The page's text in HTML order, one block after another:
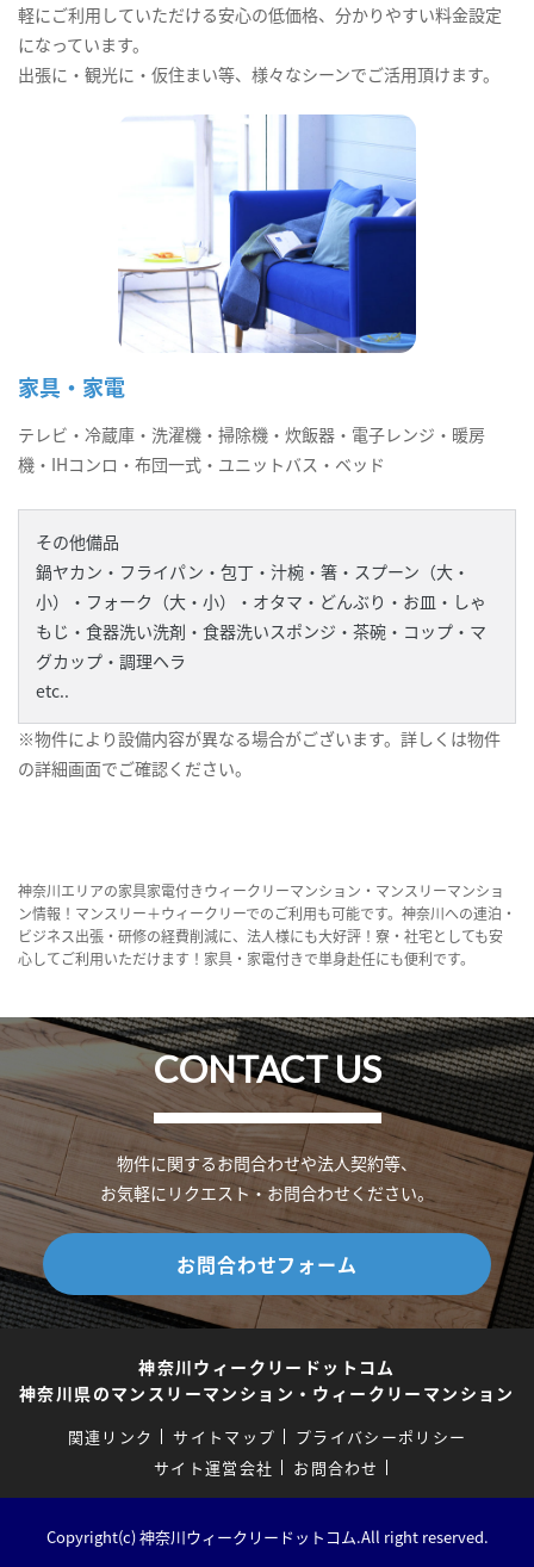
軽にご利用していただける安心の低価格、分かりやすい料金設定
になっています。
出張に・観光に・仮住まい等、様々なシーンでご活用頂けます。
家具・家電
テレビ・冷蔵庫・洗濯機・掃除機・炊飯器・電子レンジ・暖房
機・IHコンロ・布団一式・ユニットバス・ベッド
その他備品
鍋ヤカン・フライパン・包丁・汁椀・箸・スプーン（大・
小）・フォーク（大・小）・オタマ・どんぶり・お皿・しゃ
もじ・食器洗い洗剤・食器洗いスポンジ・茶碗・コップ・マ
グカップ・調理ヘラ
etc..
※物件により設備内容が異なる場合がございます。詳しくは物件
の詳細画面でご確認ください。
神奈川エリアの家具家電付きウィークリーマンション・マンスリーマンショ
ン情報！マンスリー＋ウィークリーでのご利用も可能です。神奈川への連泊・
ビジネス出張・研修の経費削減に、法人様にも大好評！寮・社宅としても安
心してご利用いただけます！家具・家電付きで単身赴任にも便利です。
CONTACT US
物件に関するお問合わせや法人契約等、
お気軽にリクエスト・お問合わせください。
お問合わせフォーム
神奈川ウィークリードットコム
神奈川県のマンスリーマンション・ウィークリーマンション
関連リンク サイトマップ
プライバシーポリシー
サイト運営会社
お問合わせ
Copyright(c) 神奈川ウィークリードットコム.All right reserved.